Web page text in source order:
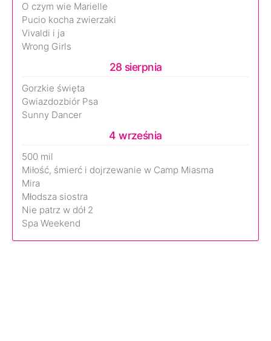
O czym wie Marielle
Pucio kocha zwierzaki
Vivaldi i ja
Wrong Girls
28 sierpnia
Gorzkie święta
Gwiazdozbiór Psa
Sunny Dancer
4 września
500 mil
Miłość, śmierć i dojrzewanie w Camp Miasma
Mira
Młodsza siostra
Nie patrz w dół 2
Spa Weekend